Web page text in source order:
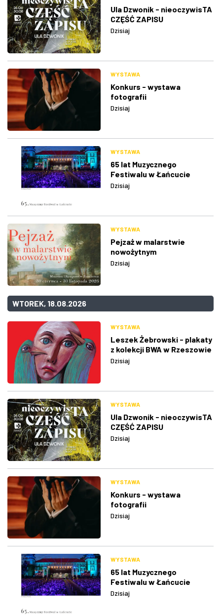
Ula Dzwonik - nieoczywisTA
CZĘŚĆ ZAPISU
Dzisiaj
WYSTAWA
Konkurs - wystawa
fotografii
Dzisiaj
WYSTAWA
65 lat Muzycznego
Festiwalu w Łańcucie
Dzisiaj
WYSTAWA
Pejzaż w malarstwie
nowożytnym
Dzisiaj
WTOREK, 18.08.2026
WYSTAWA
Leszek Żebrowski - plakaty
z kolekcji BWA w Rzeszowie
Dzisiaj
WYSTAWA
Ula Dzwonik - nieoczywisTA
CZĘŚĆ ZAPISU
Dzisiaj
WYSTAWA
Konkurs - wystawa
fotografii
Dzisiaj
WYSTAWA
65 lat Muzycznego
Festiwalu w Łańcucie
Dzisiaj